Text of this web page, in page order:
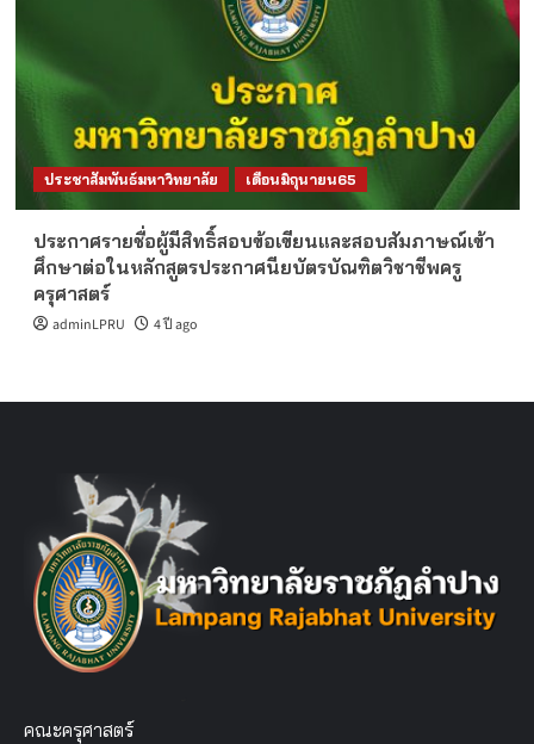
ประชาสัมพันธ์มหาวิทยาลัย เดือนมิถุนายน65
ประกาศรายชื่อผู้มีสิทธิ์สอบข้อเขียนและสอบสัมภาษณ์เข้า
ศึกษาต่อในหลักสูตรประกาศนียบัตรบัณฑิตวิชาชีพครู
ครุศาสตร์
adminLPRU 4 ปี ago
คณะครุศาสตร์